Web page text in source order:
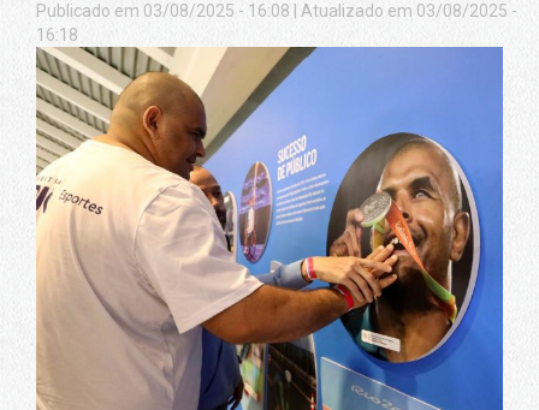
Publicado em 03/08/2025 - 16:08
Atualizado em 03/08/2025 -
16:18